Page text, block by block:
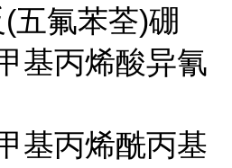
五氟苯荃)硼
基丙烯酸异氰
基丙烯酰丙基